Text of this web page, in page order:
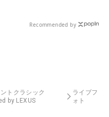
Recommended by
トクラシック
by LEXUS
ライブフ
ォト